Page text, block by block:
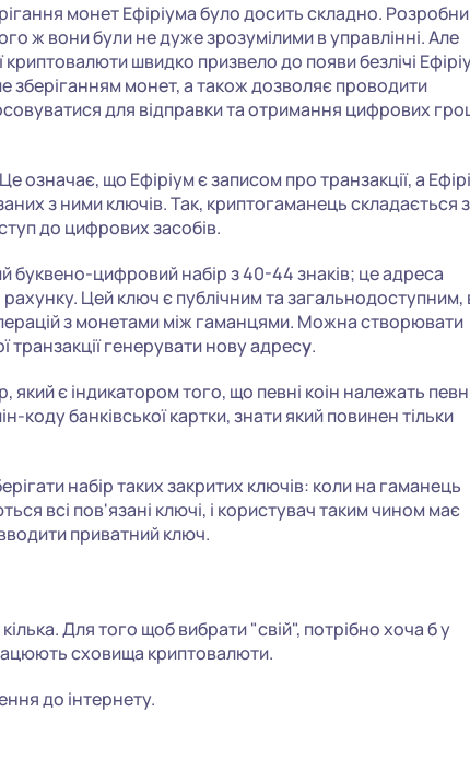
монет Ефіріума було досить складно.
ж вони були не дуже зрозумілими в управлінні. Але
швидко призвело до появи безлічі
зберіганням монет, а також дозволяє проводити
для відправки та отримання цифрових
що Ефіріум є записом про транзакції, а
з ними ключів. Так, криптогаманець складається з
до цифрових засобів.
буквено-цифровий набір з 40-44 знаків; це адреса
Цей ключ є публічним та загальнодоступним,
з монетами між гаманцями. Можна створювати
транзакції генерувати нову адресу.
який є індикатором того, що певні коін належать
коду банківської картки, знати який повинен тільки
набір таких закритих ключів: коли на гаманець
всі пов'язані ключі, і користувач таким чином має
приватний ключ.
кілька. Для того щоб вибрати "свій", потрібно хоча б у
сховища криптовалюти.
до інтернету.